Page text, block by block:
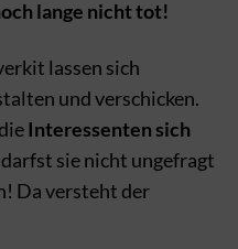
lange nicht tot!
lassen sich
und verschicken.
Interessenten sich
darfst sie nicht ungefragt
Da versteht der